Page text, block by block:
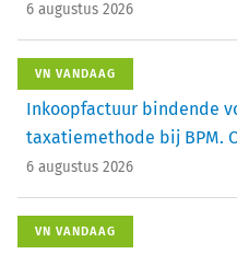
6 augustus 2026
VN VANDAAG
Inkoopfactuur bindende
taxatiemethode bij BPM.
6 augustus 2026
VN VANDAAG